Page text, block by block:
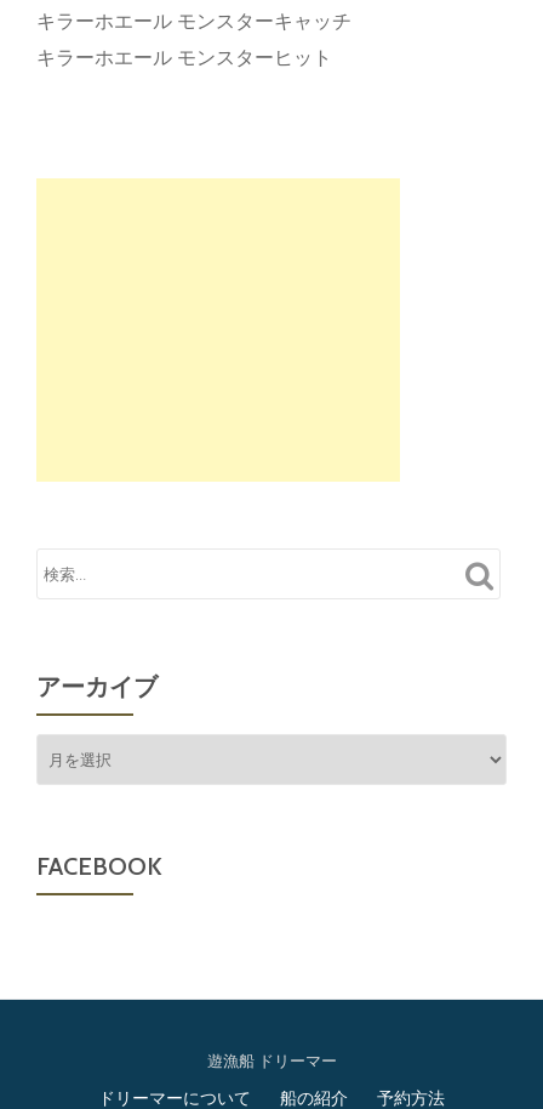
キラーホエール モンスターキャッチ
キラーホエール モンスターヒット
アーカイブ
ー
FACEBOOK
遊漁船 ドリーマー
ドリーマーについて 船の紹介 予約方法